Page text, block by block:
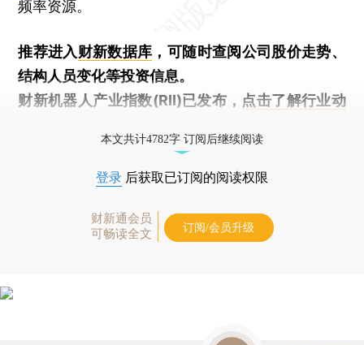
频率资源。
推荐进入财新数据库 ，可随时查阅公司股价走势、
结构人员变化等投资信息。
财新机器人产业指数(RII)已发布， 点击了解行业动
本文共计4782字 订阅后继续阅读
登录 后获取已订阅的阅读权限
财新通会员
可畅读全文
订阅/会员升级